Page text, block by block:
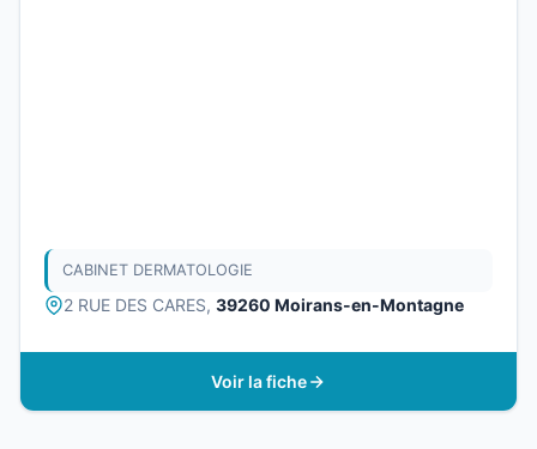
CABINET DERMATOLOGIE
2 RUE DES CARES, 39260 Moirans-en-Montagne
Voir la fiche